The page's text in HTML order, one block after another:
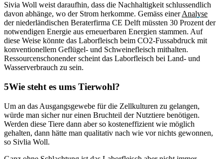
Sivia Woll weist daraufhin, dass die Nachhaltigkeit schlussendlich
davon abhänge, wo der Strom herkomme. Gemäss einerAnalyse
der niederländischen Beraterfirma CE Delft müssten 30 Prozent der
notwendigen Energie aus erneuerbaren Energien stammen. Auf
diese Weise könnte das Laborfleisch beim CO2-Fussabdruck mit
konventionellem Geflügel- und Schweinefleisch mithalten.
Ressourcenschonender scheint das Laborfleisch bei Land- und
Wasserverbrauch zu sein.
Wie steht es ums Tierwohl?
Um an das Ausgangsgewebe für die Zellkulturen zu gelangen,
würde man sicher nur einen Bruchteil der Nutztiere benötigen.
Werden diese Tiere dann aber so kosteneffizient wie möglich
gehalten, dann hätte man qualitativ nach wie vor nichts gewonnen,
so Sivlia Woll.